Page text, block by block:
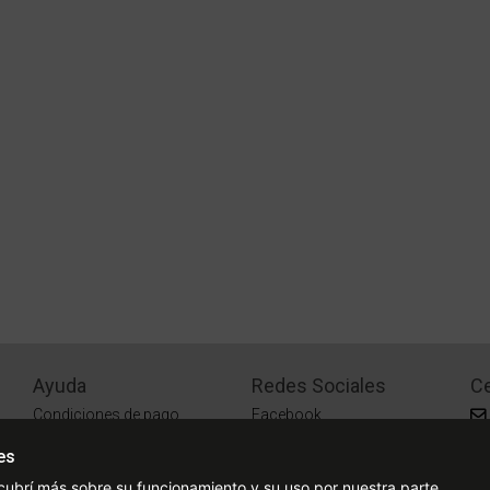
Ayuda
Condiciones de pago
¿Cómo comprar?
Redes Sociales
Facebook